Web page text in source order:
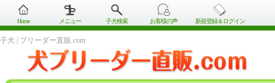
Home メニュー 子犬検索 お客様の声 新規登録＆ログイン
子犬 | ブリーダー直販.com